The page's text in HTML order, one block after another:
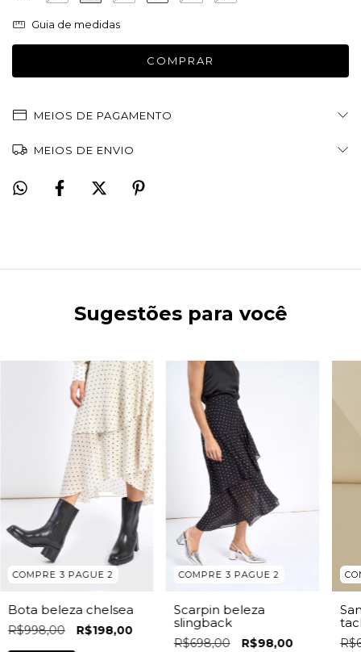
Guia de medidas
MEIOS DE PAGAMENTO
MEIOS DE ENVIO
Sugestões para você
COMPRE 3 PAGUE 2
Bota beleza chelsea
R$998,00 R$198,00
COMPRE 3 PAGUE 2
Scarpin beleza
slingback
R$698,00 R$98,00